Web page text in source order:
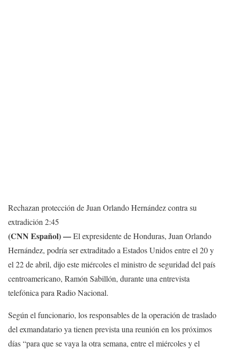
Rechazan protección de Juan Orlando Hernández contra su
extradición 2:45
(CNN Español) —El expresidente de Honduras, Juan Orlando
Hernández, podría ser extraditado a Estados Unidos entre el 20 y
el 22 de abril, dijo este miércoles el ministro de seguridad del país
centroamericano, Ramón Sabillón, durante una entrevista
telefónica para Radio Nacional.
Según el funcionario, los responsables de la operación de traslado
del exmandatario ya tienen prevista una reunión en los próximos
días “para que se vaya la otra semana, entre el miércoles y el